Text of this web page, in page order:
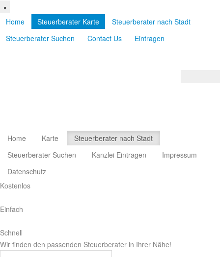
×
Home
Steuerberater Karte
Steuerberater nach Stadt
Steuerberater Suchen
Contact Us Eintragen
Home Karte
Steuerberater nach Stadt
Steuerberater Suchen
Kanzlei Eintragen
Impressum
Datenschutz
Kostenlos
Einfach
Schnell
Wir finden den passenden Steuerberater in Ihrer Nähe!